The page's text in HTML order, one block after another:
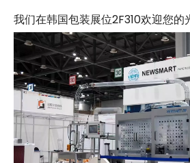
纸杯机如何使用？
如何选择合适的沙拉碗机？
探索沙拉碗机的功能
2023 年国际包装印刷展
2023 年沙特印刷包装展
2024 年 GLUF 印刷及包装展
2024年鲁苏包装展
我们在韩国包装展位2F310欢迎您的